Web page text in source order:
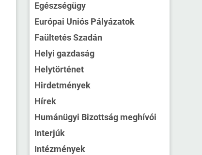
Egészségügy
Európai Uniós Pályázatok
Faültetés Szadán
Helyi gazdaság
Helytörténet
Hirdetmények
Hírek
Humánügyi Bizottság meghívói
Interjúk
Intézmények